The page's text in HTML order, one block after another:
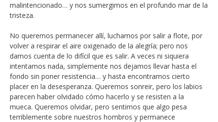
malintencionado… y nos sumergimos en el profundo mar de la
tristeza.
No queremos permanecer allí, luchamos por salir a flote, por
volver a respirar el aire oxigenado de la alegría; pero nos
damos cuenta de lo difícil que es salir. A veces ni siquiera
intentamos nada, simplemente nos dejamos llevar hasta el
fondo sin poner resistencia… y hasta encontramos cierto
placer en la desesperanza. Queremos sonreir, pero los labios
parecen haber olvidado cómo hacerlo y se resisten a la
mueca. Queremos olvidar, pero sentimos que algo pesa
terriblemente sobre nuestros hombros y permanece